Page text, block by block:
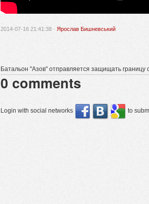
2014-07-16 21:41:38 · Ярослав Бишневський
Батальон "Азов" отправляется защищать границу
0 comments
Login with social networks to